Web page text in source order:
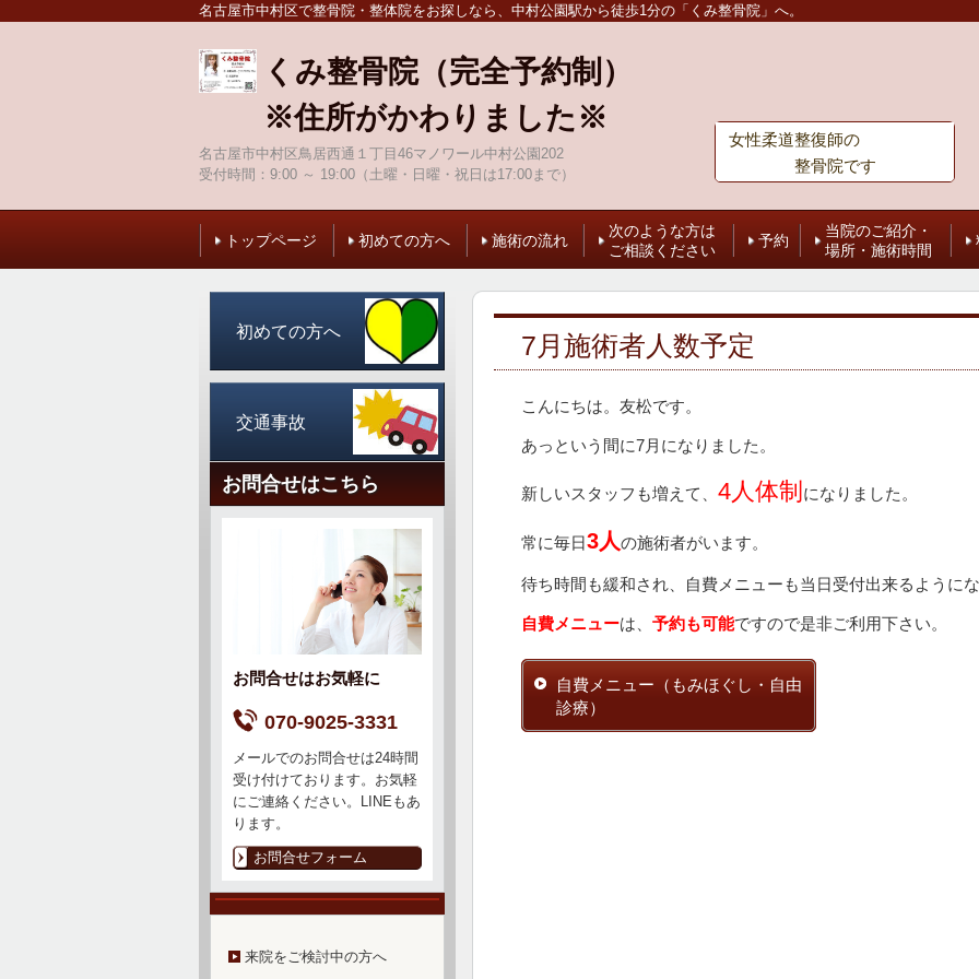
名古屋市中村区で整骨院・整体院をお探しなら、中村公園駅から徒歩1分の「くみ整骨院」へ。
くみ整骨院（完全予約制）
※住所がかわりました※
名古屋市中村区鳥居西通１丁目46マノワール中村公園202
受付時間： 9:00 ～ 19:00（土曜・日曜・祝日は17:00まで）
女性柔道整復師の
整骨院です
トップページ 初めての方へ 施術の流れ
次のような方は
ご相談ください
予約
当院のご紹介・
場所・施術時間
7月施術者人数予定
こんにちは。友松です。
あっという間に7月になりました。
新しいスタッフも増えて、 4人体制 になりました。
常に毎日3人の施術者がいます。
待ち時間も緩和され、自費メニューも当日受付出来るようにな
自費メニューは、 予約も可能ですので是非ご利用下さい。
自費メニュー（もみほぐし・自由
診療）
初めての方へ
交通事故
お問合せはこちら
お問合せはお気軽に
070-9025-3331
メールでのお問合せは24時間
受け付けております。お気軽
にご連絡ください。LINEもあ
ります。
お問合せフォーム
来院をご検討中の方へ